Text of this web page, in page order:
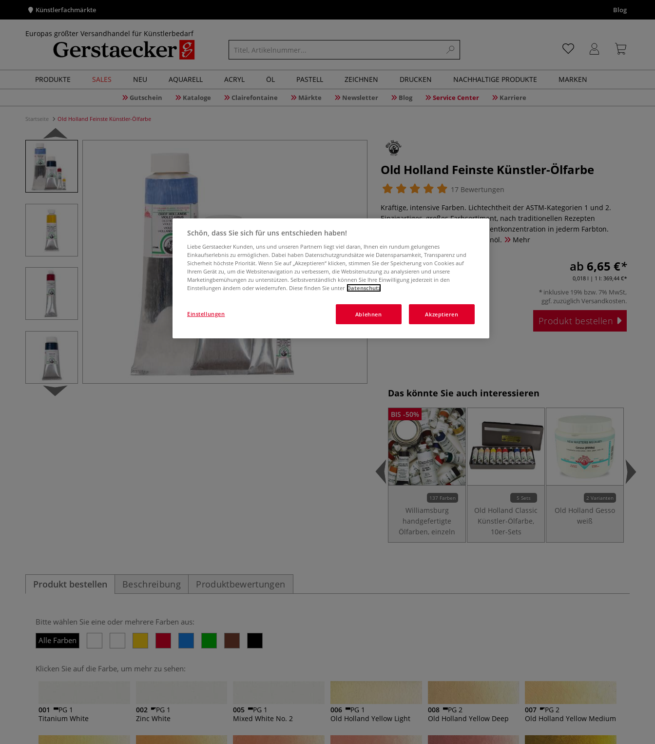
Künstlerfachmärkte Blog
Europas größter Versandhandel für Künstlerbedarf
PRODUKTE SALES NEU AQUARELL ACRYL ÖL PASTELL ZEICHNEN DRUCKEN NACHHALTIGE PRODUKTE MARKEN
Gutschein Kataloge Clairefontaine Märkte Newsletter Blog Service Center Karriere
Startseite Old Holland Feinste Künstler-Ölfarbe
Old Holland Feinste Künstler-Ölfarbe
17 Bewertungen
Kräftige, intensive Farben. Lichtechtheit der ASTM-Kategorien 1 und 2.
Einzigartiges, großes Farbsortiment, nach traditionellen Rezepten
hergestellt. Höchstmögliche Pigmentkonzentration in jederm Farbton.
Basierend auf kaltgepresstem Leinöl.
Mehr
ab 6,65 €
0,018 l | 1 l: 369,44 €
inklusive 19% bzw. 7% MwSt,
ggf. zuzüglich Versandkosten.
Produkt bestellen
Das könnte Sie auch interessieren
BIS -50%
137 Farben
Williamsburg
handgefertigte
Ölfarben, einzeln
5 Sets
Old Holland Classic
Künstler-Ölfarbe,
10er-Sets
2 Varianten
Old Holland Gesso
weiß
Produkt bestellen Beschreibung Produktbewertungen
Bitte wählen Sie eine oder mehrere Farben aus:
Alle Farben
Klicken Sie auf die Farbe, um mehr zu sehen:
001
PG 1
Titanium White
002
PG 1
Zinc White
005
PG 1
Mixed White No. 2
006
PG 1
Old Holland Yellow Light
008
PG 2
Old Holland Yellow Deep
007
PG 2
Old Holland Yellow Medium
Schön, dass Sie sich für uns entschieden haben!
Liebe Gerstaecker Kunden, uns und unseren Partnern liegt viel daran, Ihnen ein rundum gelungenes
Einkaufserlebnis zu ermöglichen. Dabei haben Datenschutzgrundsätze wie Datensparsamkeit, Transparenz und
Sicherheit höchste Priorität. Wenn Sie auf „Akzeptieren“ klicken, stimmen Sie der Speicherung von Cookies auf
Ihrem Gerät zu, um die Websitenavigation zu verbessern, die Websitenutzung zu analysieren und unsere
Marketingbemühungen zu unterstützen. Selbstverständlich können Sie Ihre Einwilligung jederzeit in den
Einstellungen ändern oder wiederrufen. Diese finden Sie unter Datenschutz
Ablehnen Akzeptieren
Einstellungen